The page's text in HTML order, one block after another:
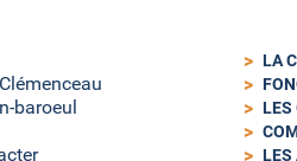
baroeul
LA
LES
LES